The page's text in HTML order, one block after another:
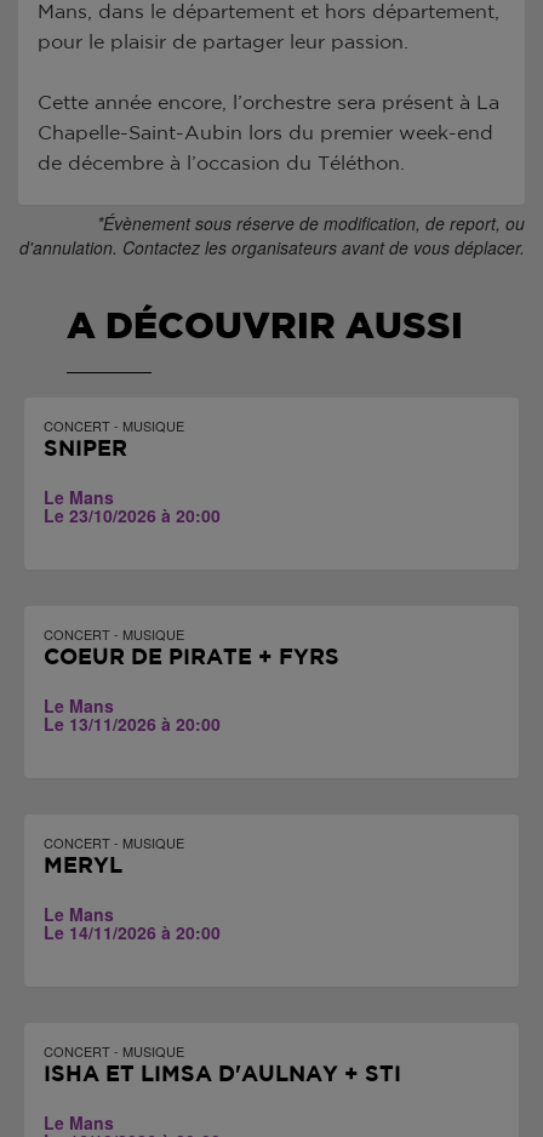
Mans, dans le département et hors département,
pour le plaisir de partager leur passion.
Cette année encore, l’orchestre sera présent à La
Chapelle-Saint-Aubin lors du premier week-end
de décembre à l’occasion du Téléthon.
*Évènement sous réserve de modification, de report, ou
d'annulation. Contactez les organisateurs avant de vous déplacer.
A DÉCOUVRIR AUSSI
CONCERT - MUSIQUE
SNIPER
Le Mans
Le 23/10/2026 à 20:00
CONCERT - MUSIQUE
COEUR DE PIRATE + FYRS
Le Mans
Le 13/11/2026 à 20:00
CONCERT - MUSIQUE
MERYL
Le Mans
Le 14/11/2026 à 20:00
CONCERT - MUSIQUE
ISHA ET LIMSA D'AULNAY + STI
Le Mans